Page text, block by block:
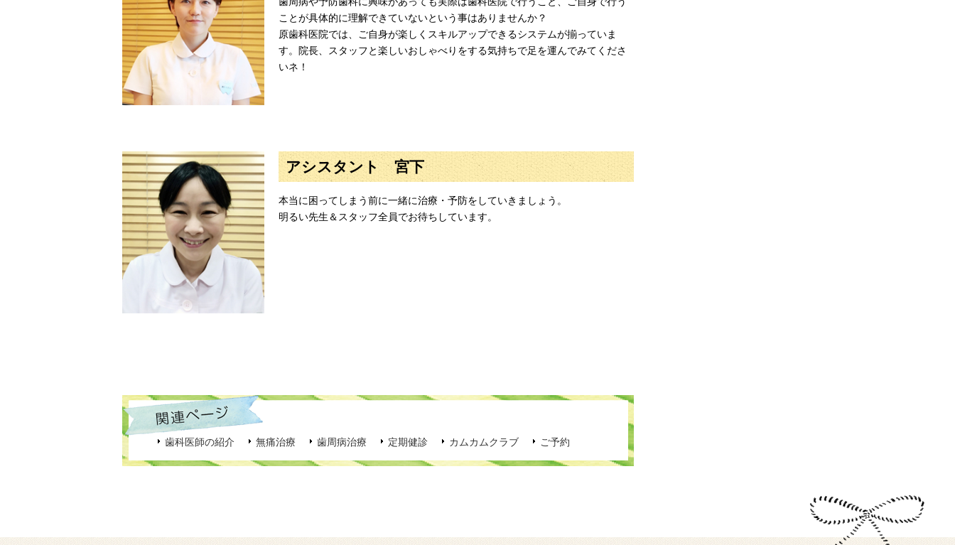
ことが具体的に理解できていないという事はありませんか？
原歯科医院では、ご自身が楽しくスキルアップできるシステムが揃っていま
す。院長、スタッフと楽しいおしゃべりをする気持ちで足を運んでみてくださ
いネ！
アシスタント 宮下
本当に困ってしまう前に一緒に治療・予防をしていきましょう。
明るい先生＆スタッフ全員でお待ちしています。
歯科医師の紹介 無痛治療 歯周病治療 定期健診 カムカムクラブ ご予約